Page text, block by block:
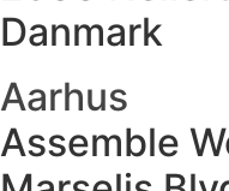
Danmark
Aarhus
Assemble